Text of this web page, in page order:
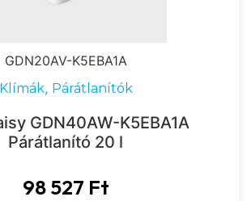
GDN20AV-K5EBA1A
Klímák, Párátlanítók
GDN40AW-K5EBA1A
Párátlanító 20 l
98 527 Ft